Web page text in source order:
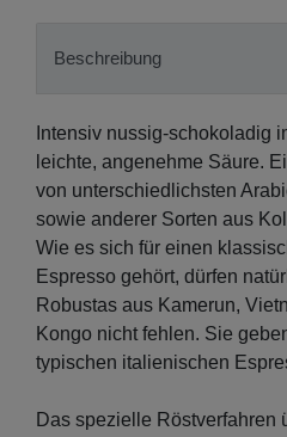
Beschreibung
Intensiv nussig-schokoladig
leichte, angenehme Säure.
von unterschiedlichsten
sowie anderer Sorten aus
Wie es sich für einen
Espresso gehört, dürfen
Robustas aus Kamerun,
Kongo nicht fehlen. Sie
typischen italienischen
Das spezielle Röstverfahren